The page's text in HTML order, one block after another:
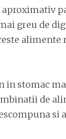
aproximativ
greu de
alimente
in stomac
de
si